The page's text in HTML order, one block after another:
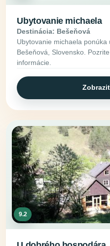
Ubytovanie michaela
Destinácia: Bešeňová
Ubytovanie michaela
Bešeňová, Slovensko.
informácie.
9.2